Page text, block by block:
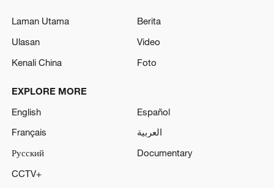
Laman Utama
Berita
Ulasan
Video
Kenali China
Foto
EXPLORE MORE
English
Español
Français
العربية
Русский
Documentary
CCTV+